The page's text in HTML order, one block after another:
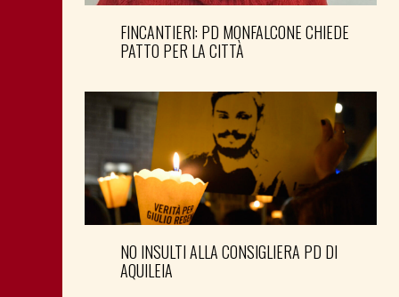
FINCANTIERI: PD MONFALCONE CHIEDE
PATTO PER LA CITTÀ
NO INSULTI ALLA CONSIGLIERA PD DI
AQUILEIA